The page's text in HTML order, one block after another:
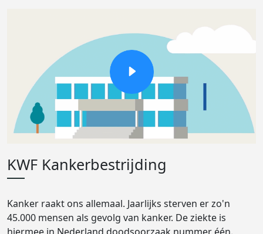
KWF Kankerbestrijding
Kanker raakt ons allemaal. Jaarlijks sterven er zo'n
45.000 mensen als gevolg van kanker. De ziekte is